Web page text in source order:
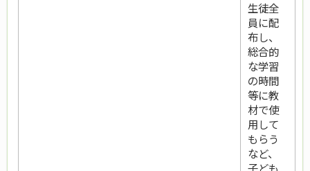
生徒全
員に配
布し、
総合的
な学習
の時間
等に教
材で使
用して
もらう
など、
子ども